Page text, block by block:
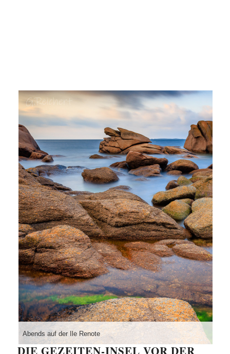
Abends auf der Ile Renote
DIE GEZEITEN-INSEL VOR DER